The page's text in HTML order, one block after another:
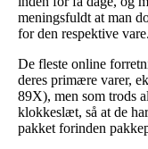
meningsfuldt at man
for den respektive vare.
De fleste online
deres primære varer,
89X), men som trods
klokkeslæt, så at de
pakket forinden